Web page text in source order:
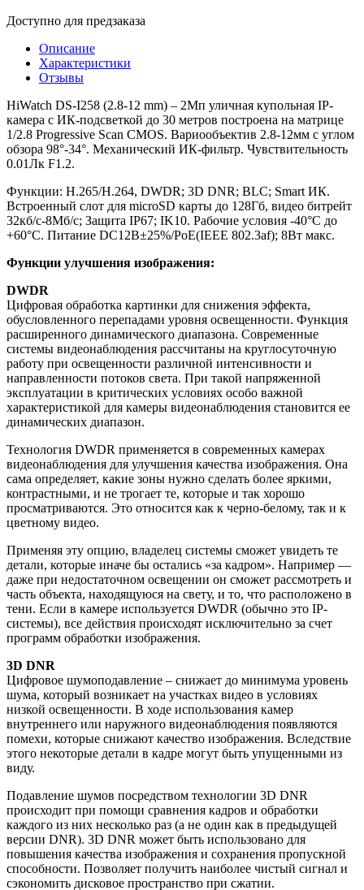
Доступно для предзаказа
Описание
Характеристики
Отзывы
HiWatch DS-I258 (2.8-12 mm) – 2Мп уличная купольная IP-
камера с ИК-подсветкой до 30 метров построена на матрице
1/2.8 Progressive Scan CMOS. Вариообъектив 2.8-12мм с углом
обзора 98°-34°. Механический ИК-фильтр. Чувствительность
0.01Лк F1.2.
Функции: H.265/H.264, DWDR; 3D DNR; BLC; Smart ИК.
Встроенный слот для microSD карты до 128Гб, видео битрейт
32кб/с-8Мб/с; Защита IP67; IK10. Рабочие условия -40°C до
+60°C. Питание DC12В±25%/PoE(IEEE 802.3af); 8Вт макс.
Функции улучшения изображения:
DWDR
Цифровая обработка картинки для снижения эффекта,
обусловленного перепадами уровня освещенности. Функция
расширенного динамического диапазона. Современные
системы видеонаблюдения рассчитаны на круглосуточную
работу при освещенности различной интенсивности и
направленности потоков света. При такой напряженной
эксплуатации в критических условиях особо важной
характеристикой для камеры видеонаблюдения становится ее
динамических диапазон.
Технология DWDR применяется в современных камерах
видеонаблюдения для улучшения качества изображения. Она
сама определяет, какие зоны нужно сделать более яркими,
контрастными, и не трогает те, которые и так хорошо
просматриваются. Это относится как к черно-белому, так и к
цветному видео.
Применяя эту опцию, владелец системы сможет увидеть те
детали, которые иначе бы остались «за кадром». Например —
даже при недостаточном освещении он сможет рассмотреть и
часть объекта, находящуюся на свету, и то, что расположено в
тени. Если в камере используется DWDR (обычно это IP-
системы), все действия происходят исключительно за счет
программ обработки изображения.
3D DNR
Цифровое шумоподавление – снижает до минимума уровень
шума, который возникает на участках видео в условиях
низкой освещенности. В ходе использования камер
внутреннего или наружного видеонаблюдения появляются
помехи, которые снижают качество изображения. Вследствие
этого некоторые детали в кадре могут быть упущенными из
виду.
Подавление шумов посредством технологии 3D DNR
происходит при помощи сравнения кадров и обработки
каждого из них несколько раз (а не один как в предыдущей
версии DNR). 3D DNR может быть использовано для
повышения качества изображения и сохранения пропускной
способности. Позволяет получить наиболее чистый сигнал и
сэкономить дисковое пространство при сжатии.